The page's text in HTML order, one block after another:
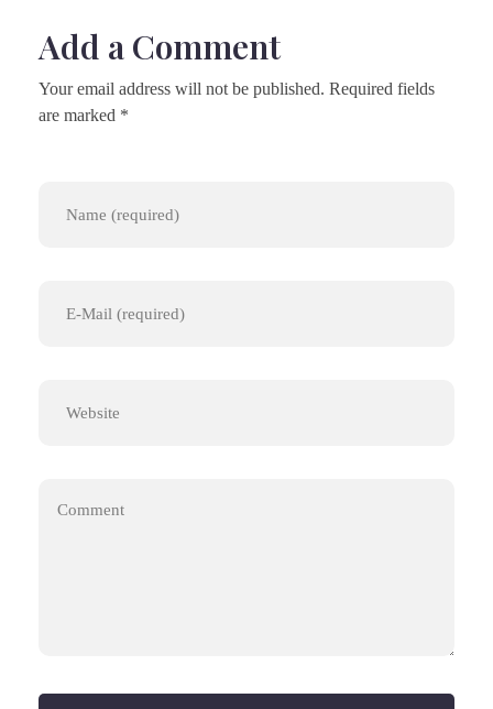
Add a Comment
Your email address will not be published. Required fields
are marked *